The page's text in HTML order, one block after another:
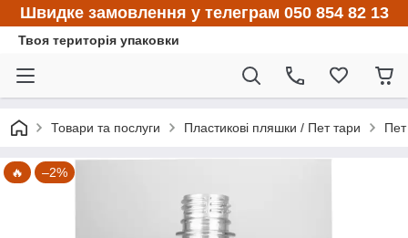
Швидке замовлення у телеграм 050 854 82 13
Твоя територія упаковки
Товари та послуги Пластикові пляшки / Пет тари Пет
🔥 –2%